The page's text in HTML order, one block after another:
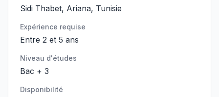
Sidi Thabet, Ariana, Tunisie
Expérience requise
Entre 2 et 5 ans
Niveau d'études
Bac + 3
Disponibilité